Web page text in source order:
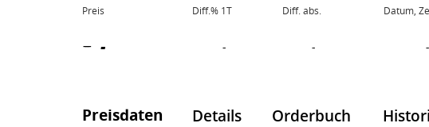
Preis Diff.% 1T Diff. abs. Datum,
- - - -
Preisdaten Details Orderbuch